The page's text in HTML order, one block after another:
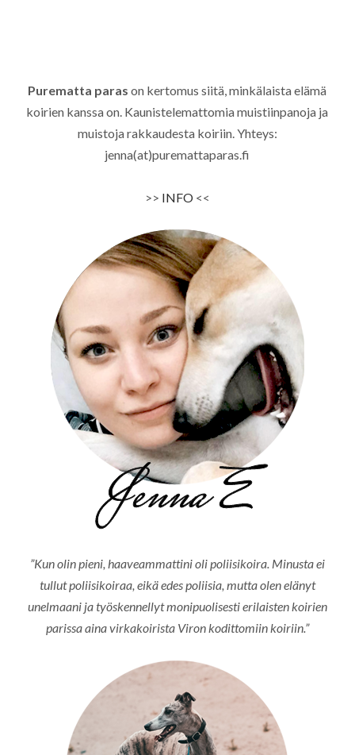
Purematta paras on kertomus siitä, minkälaista elämä
koirien kanssa on. Kaunistelemattomia muistiinpanoja ja
muistoja rakkaudesta koiriin. Yhteys:
jenna(at)puremattaparas.fi
>> INFO<<
”Kun olin pieni, haaveammattini oli poliisikoira. Minusta ei
tullut poliisikoiraa, eikä edes poliisia, mutta olen elänyt
unelmaani ja työskennellyt monipuolisesti erilaisten koirien
parissa aina virkakoirista Viron kodittomiin koiriin.”